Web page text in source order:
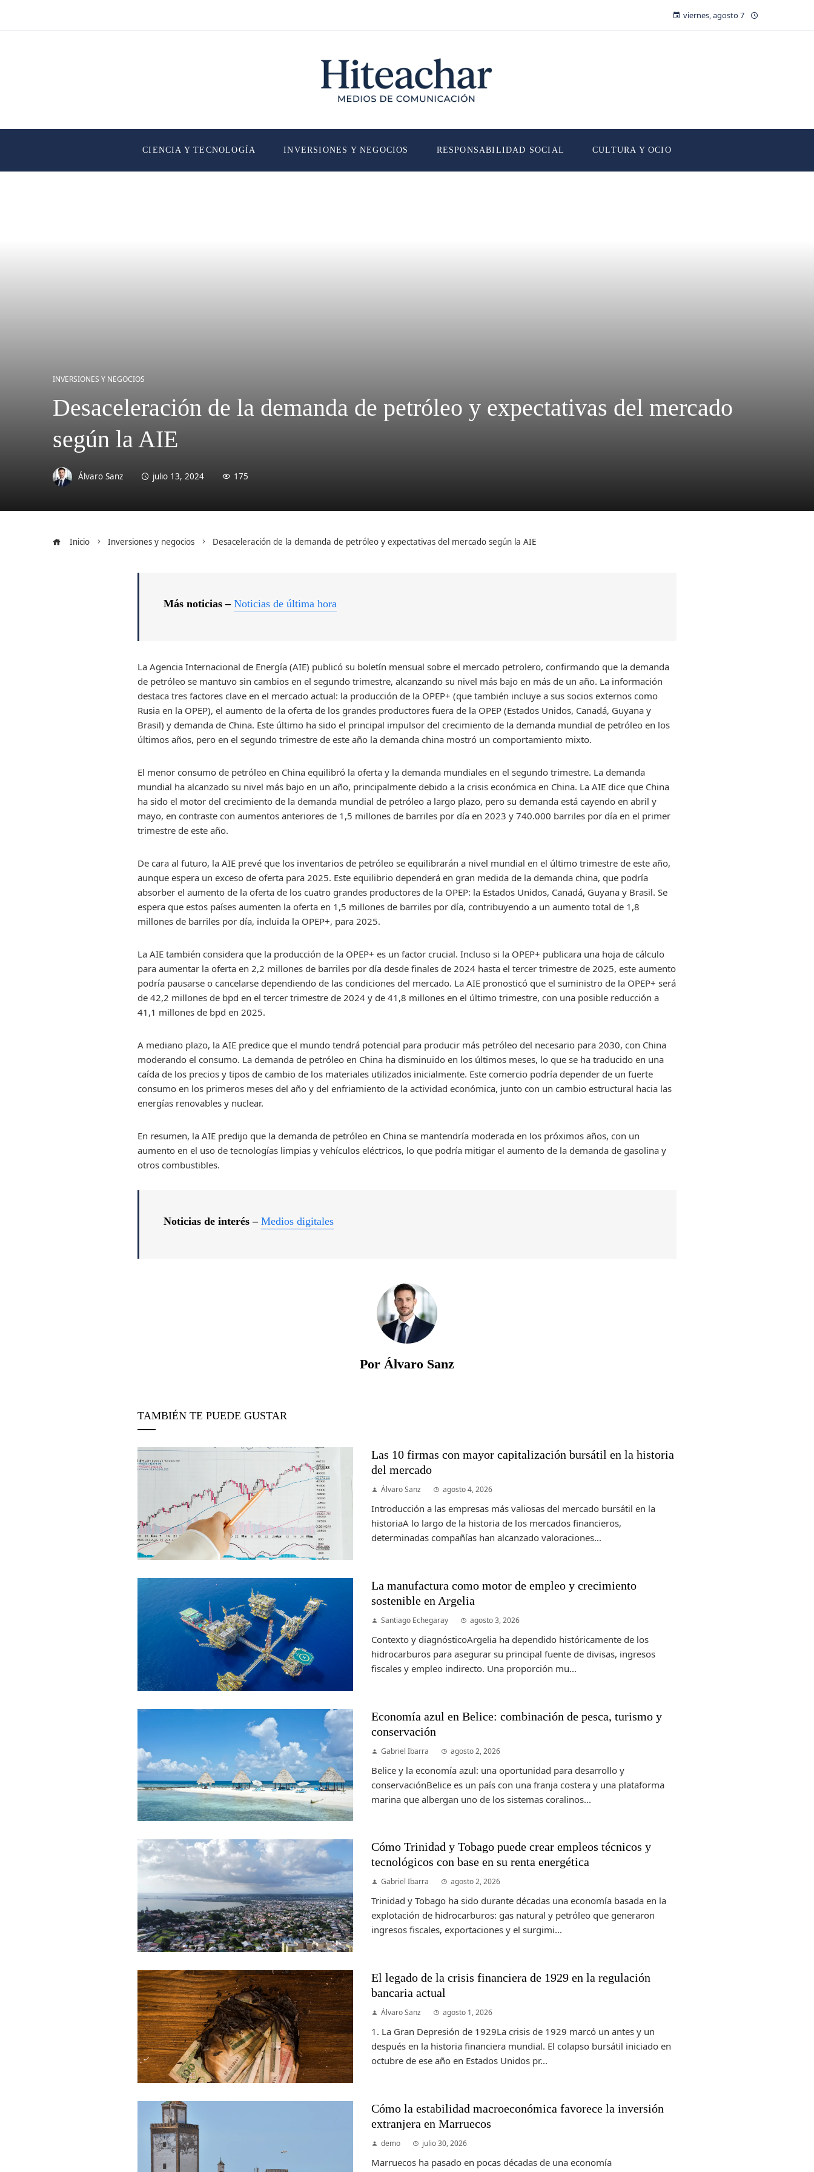
viernes, agosto 7
CIENCIA Y TECNOLOGÍA INVERSIONES Y NEGOCIOS RESPONSABILIDAD SOCIAL CULTURA Y OCIO
INVERSIONES Y NEGOCIOS
Desaceleración de la demanda de petróleo y expectativas del mercado
según la AIE
Álvaro Sanz julio 13, 2024 175
Inicio Inversiones y negocios Desaceleración de la demanda de petróleo y expectativas del mercado según la AIE
Más noticias –Noticias de última hora
La Agencia Internacional de Energía (AIE) publicó su boletín mensual sobre el mercado petrolero, confirmando que la demanda
de petróleo se mantuvo sin cambios en el segundo trimestre, alcanzando su nivel más bajo en más de un año. La información
destaca tres factores clave en el mercado actual: la producción de la OPEP+ (que también incluye a sus socios externos como
Rusia en la OPEP), el aumento de la oferta de los grandes productores fuera de la OPEP (Estados Unidos, Canadá, Guyana y
Brasil) y demanda de China. Este último ha sido el principal impulsor del crecimiento de la demanda mundial de petróleo en los
últimos años, pero en el segundo trimestre de este año la demanda china mostró un comportamiento mixto.
El menor consumo de petróleo en China equilibró la oferta y la demanda mundiales en el segundo trimestre. La demanda
mundial ha alcanzado su nivel más bajo en un año, principalmente debido a la crisis económica en China. La AIE dice que China
ha sido el motor del crecimiento de la demanda mundial de petróleo a largo plazo, pero su demanda está cayendo en abril y
mayo, en contraste con aumentos anteriores de 1,5 millones de barriles por día en 2023 y 740.000 barriles por día en el primer
trimestre de este año.
De cara al futuro, la AIE prevé que los inventarios de petróleo se equilibrarán a nivel mundial en el último trimestre de este año,
aunque espera un exceso de oferta para 2025. Este equilibrio dependerá en gran medida de la demanda china, que podría
absorber el aumento de la oferta de los cuatro grandes productores de la OPEP: la Estados Unidos, Canadá, Guyana y Brasil. Se
espera que estos países aumenten la oferta en 1,5 millones de barriles por día, contribuyendo a un aumento total de 1,8
millones de barriles por día, incluida la OPEP+, para 2025.
La AIE también considera que la producción de la OPEP+ es un factor crucial. Incluso si la OPEP+ publicara una hoja de cálculo
para aumentar la oferta en 2,2 millones de barriles por día desde finales de 2024 hasta el tercer trimestre de 2025, este aumento
podría pausarse o cancelarse dependiendo de las condiciones del mercado. La AIE pronosticó que el suministro de la OPEP+ será
de 42,2 millones de bpd en el tercer trimestre de 2024 y de 41,8 millones en el último trimestre, con una posible reducción a
41,1 millones de bpd en 2025.
A mediano plazo, la AIE predice que el mundo tendrá potencial para producir más petróleo del necesario para 2030, con China
moderando el consumo. La demanda de petróleo en China ha disminuido en los últimos meses, lo que se ha traducido en una
caída de los precios y tipos de cambio de los materiales utilizados inicialmente. Este comercio podría depender de un fuerte
consumo en los primeros meses del año y del enfriamiento de la actividad económica, junto con un cambio estructural hacia las
energías renovables y nuclear.
En resumen, la AIE predijo que la demanda de petróleo en China se mantendría moderada en los próximos años, con un
aumento en el uso de tecnologías limpias y vehículos eléctricos, lo que podría mitigar el aumento de la demanda de gasolina y
otros combustibles.
Noticias de interés –Medios digitales
Por Álvaro Sanz
TAMBIÉN TE PUEDE GUSTAR
Las 10 firmas con mayor capitalización bursátil en la historia
del mercado
Álvaro Sanz agosto 4, 2026
Introducción a las empresas más valiosas del mercado bursátil en la
historiaA lo largo de la historia de los mercados financieros,
determinadas compañías han alcanzado valoraciones...
La manufactura como motor de empleo y crecimiento
sostenible en Argelia
Santiago Echegaray agosto 3, 2026
Contexto y diagnósticoArgelia ha dependido históricamente de los
hidrocarburos para asegurar su principal fuente de divisas, ingresos
fiscales y empleo indirecto. Una proporción mu...
Economía azul en Belice: combinación de pesca, turismo y
conservación
Gabriel Ibarra agosto 2, 2026
Belice y la economía azul: una oportunidad para desarrollo y
conservaciónBelice es un país con una franja costera y una plataforma
marina que albergan uno de los sistemas coralinos...
Cómo Trinidad y Tobago puede crear empleos técnicos y
tecnológicos con base en su renta energética
Gabriel Ibarra agosto 2, 2026
Trinidad y Tobago ha sido durante décadas una economía basada en la
explotación de hidrocarburos: gas natural y petróleo que generaron
ingresos fiscales, exportaciones y el surgimi...
El legado de la crisis financiera de 1929 en la regulación
bancaria actual
Álvaro Sanz agosto 1, 2026
1. La Gran Depresión de 1929La crisis de 1929 marcó un antes y un
después en la historia financiera mundial. El colapso bursátil iniciado en
octubre de ese año en Estados Unidos pr...
Cómo la estabilidad macroeconómica favorece la inversión
extranjera en Marruecos
demo julio 30, 2026
Marruecos ha pasado en pocas décadas de una economía